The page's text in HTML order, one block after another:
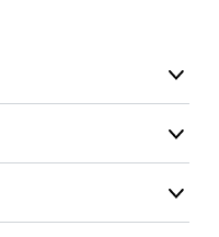
trä som kan
Boulder Rocks,
rutschar,
mera.
som
Specialprodukter
från Street